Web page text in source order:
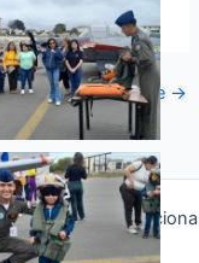
Entrada siguiente →
| Funciona